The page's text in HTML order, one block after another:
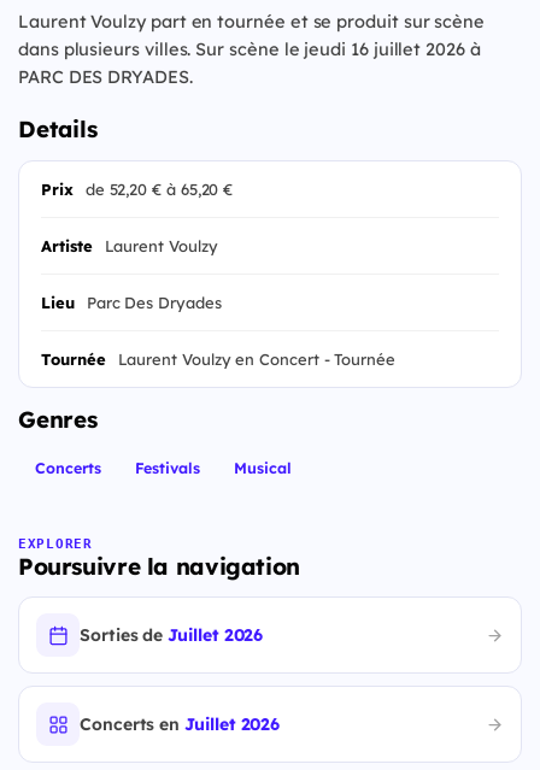
Laurent Voulzy part en tournée et se produit sur scène
dans plusieurs villes. Sur scène le jeudi 16 juillet 2026 à
PARC DES DRYADES.
Details
Prix de 52,20 € à 65,20 €
Artiste Laurent Voulzy
Lieu Parc Des Dryades
Tournée Laurent Voulzy en Concert - Tournée
Genres
Concerts Festivals Musical
EXPLORER
Poursuivre la navigation
Sorties deJuillet 2026
Concerts enJuillet 2026